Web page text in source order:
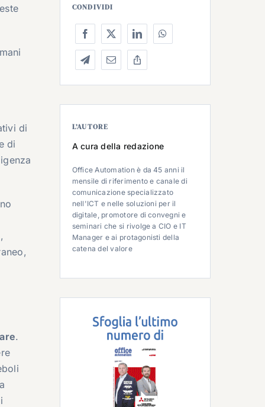
di
di
.
CONDIVIDI
L’AUTORE
A cura della redazione
Office Automation è da 45 anni il
mensile di riferimento e canale di
comunicazione specializzato
nell'ICT e nelle soluzioni per il
digitale, promotore di convegni e
seminari che si rivolge a CIO e IT
Manager e ai protagonisti della
catena del valore